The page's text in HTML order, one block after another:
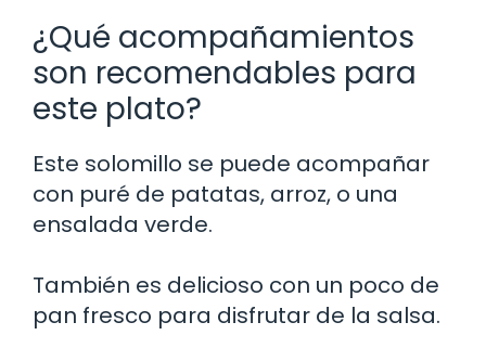
¿Qué acompañamientos
son recomendables para
este plato?
Este solomillo se puede acompañar
con puré de patatas, arroz, o una
ensalada verde.
También es delicioso con un poco de
pan fresco para disfrutar de la salsa.